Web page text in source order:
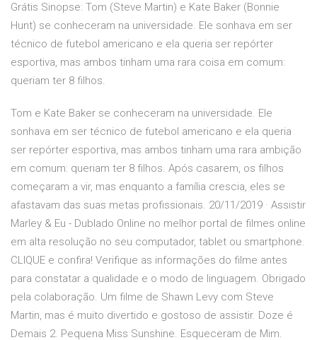
Grátis Sinopse: Tom (Steve Martin) e Kate Baker (Bonnie
Hunt) se conheceram na universidade. Ele sonhava em ser
técnico de futebol americano e ela queria ser repórter
esportiva, mas ambos tinham uma rara coisa em comum:
queriam ter 8 filhos.
Tom e Kate Baker se conheceram na universidade. Ele
sonhava em ser técnico de futebol americano e ela queria
ser repórter esportiva, mas ambos tinham uma rara ambição
em comum: queriam ter 8 filhos. Após casarem, os filhos
começaram a vir, mas enquanto a família crescia, eles se
afastavam das suas metas profissionais. 20/11/2019 · Assistir
Marley & Eu - Dublado Online no melhor portal de filmes online
em alta resolução no seu computador, tablet ou smartphone.
CLIQUE e confira! Verifique as informações do filme antes
para constatar a qualidade e o modo de linguagem. Obrigado
pela colaboração. Um filme de Shawn Levy com Steve
Martin, mas é muito divertido e gostoso de assistir. Doze é
Demais 2. Pequena Miss Sunshine. Esqueceram de Mim.